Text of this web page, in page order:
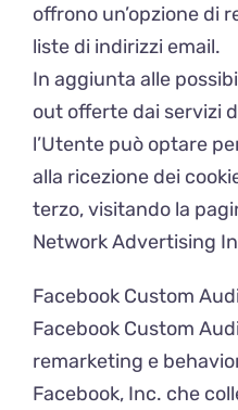
offrono un’opzione di
liste di indirizzi email.
In aggiunta alle
out offerte dai servizi
l’Utente può optare
alla ricezione dei
terzo, visitando la
Network Advertising
Facebook Custom
Facebook Custom
remarketing e
Facebook, Inc. che